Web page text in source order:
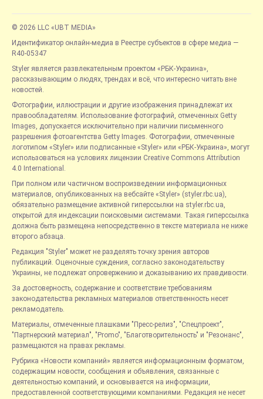
© 2026 LLC «UBT MEDIA»
Идентификатор онлайн-медиа в Реестре субъектов в сфере медиа —
R40-05347
Styler является развлекательным проектом «РБК-Украина»,
рассказывающим о людях, трендах и всё, что интересно читать вне
новостей.
Фотографии, иллюстрации и другие изображения принадлежат их
правообладателям. Использование фотографий, отмеченных Getty
Images, допускается исключительно при наличии письменного
разрешения фотоагентства Getty Images. Фотографии, отмеченные
логотипом «Styler» или подписанные «Styler» или «РБК-Украина», могут
использоваться на условиях лицензии Creative Commons Attribution
4.0 International.
При полном или частичном воспроизведении информационных
материалов, опубликованных на вебсайте «Styler» (styler.rbc.ua),
обязательно размещение активной гиперссылки на styler.rbc.ua,
открытой для индексации поисковыми системами. Такая гиперссылка
должна быть размещена непосредственно в тексте материала не ниже
второго абзаца.
Редакция "Styler" может не разделять точку зрения авторов
публикаций. Оценочные суждения, согласно законодательству
Украины, не подлежат опровержению и доказыванию их правдивости.
За достоверность, содержание и соответствие требованиям
законодательства рекламных материалов ответственность несет
рекламодатель.
Материалы, отмеченные плашками "Пресс-релиз", "Спецпроект",
"Партнерский материал", "Promo", "Благотворительность" и "Резонанс",
размещаются на правах рекламы.
Рубрика «Новости компаний» является информационным форматом,
содержащим новости, сообщения и объявления, связанные с
деятельностью компаний, и основывается на информации,
предоставленной соответствующими компаниями. Редакция не несет